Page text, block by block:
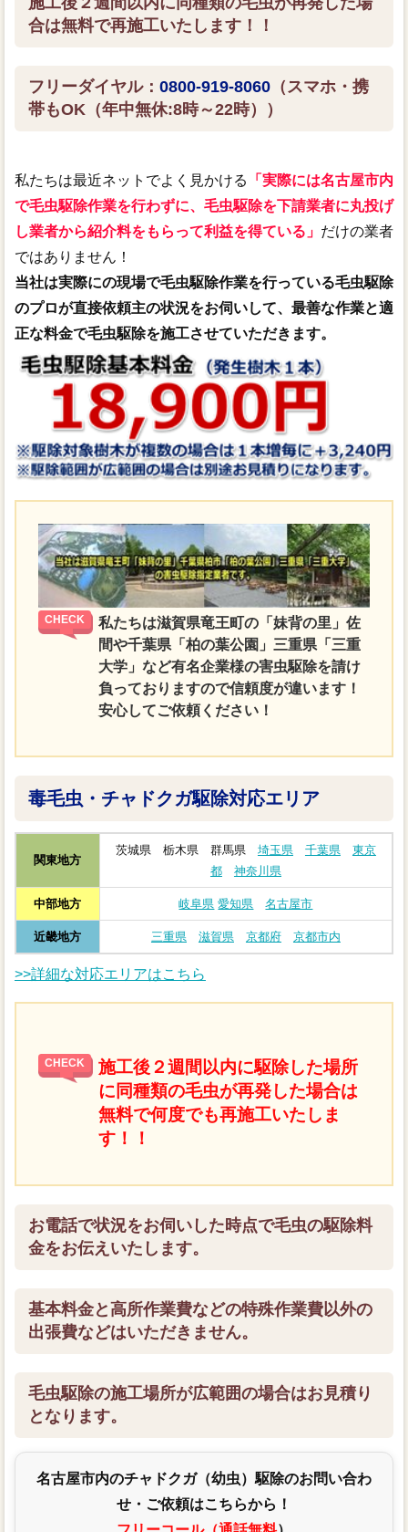
合は無料で再施工いたします！！
フリーダイヤル： 0800-919-8060（スマホ・携
帯もOK（年中無休:8時～22時））
私たちは最近ネットでよく見かける
「実際には名古屋市内
で毛虫駆除作業を行わずに、毛虫駆除を下請業者に丸投げ
し業者から紹介料をもらって利益を得ている」 だけの業者
ではありません！
当社は実際にの現場で毛虫駆除作業を行っている毛虫駆除
のプロが直接依頼主の状況をお伺いして、最善な作業と適
正な料金で毛虫駆除を施工させていただきます。
私たちは滋賀県竜王町の「妹背の里」佐
間や千葉県「柏の葉公園」三重県「三重
大学」など有名企業様の害虫駆除を請け
負っておりますので信頼度が違います！
安心してご依頼ください！
毒毛虫・チャドクガ駆除対応エリア
関東地方
茨城県 栃木県 群馬県 埼玉県 千葉県
東京
都
神奈川県
中部地方 岐阜県 愛知県 名古屋市
近畿地方 三重県 滋賀県 京都府 京都市内
>>詳細な対応エリアはこちら
施工後２週間以内に駆除した場所
に同種類の毛虫が再発した場合は
無料で何度でも再施工いたしま
す！！
お電話で状況をお伺いした時点で毛虫の駆除料
金をお伝えいたします。
基本料金と高所作業費などの特殊作業費以外の
出張費などはいただきません。
毛虫駆除の施工場所が広範囲の場合はお見積り
となります。
名古屋市内のチャドクガ（幼虫）駆除のお問い合わ
せ・ご依頼はこちらから！